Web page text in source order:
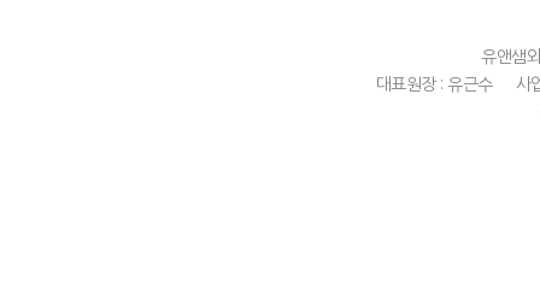
유앤샘
대표원장 : 유근수
사